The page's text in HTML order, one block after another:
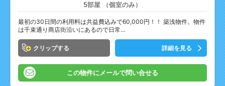
5部屋 （個室のみ）
最初の30日間の利用料は共益費込みで60,000円！！ 築浅物件。物件
は千束通り商店街沿いにあるので日常…
クリップ 詳細を見る
この物件にメールで問い合せる